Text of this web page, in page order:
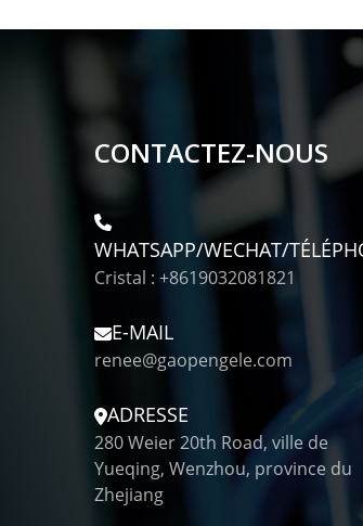
CONTACTEZ-NOUS
WHATSAPP/WECHAT/
Cristal : +8619032081821
E-MAIL
renee@gaopengele.com
ADRESSE
280 Weier 20th Road, ville de
Yueqing, Wenzhou, province du
Zhejiang